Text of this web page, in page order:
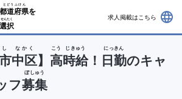
都道府県
とどうふけん
を
選択
せんたく 求人掲載はこちら language
中区
なかく
】 高
こう
時給
じきゅう
！ 日勤
にっきん
のキャ
フ募集
ぼしゅう